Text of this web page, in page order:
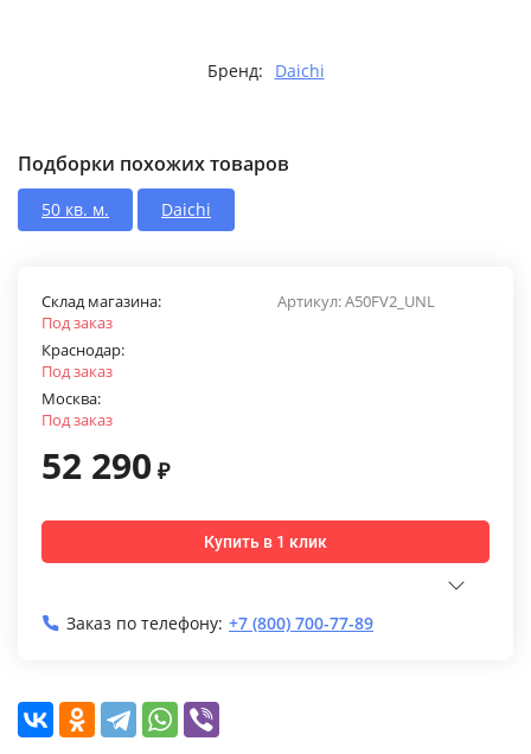
Бренд: Daichi
Подборки похожих товаров
50 кв. м. Daichi
Артикул:A50FV2_UNL
Склад магазина:
Под заказ
Краснодар:
Под заказ
Москва:
Под заказ
52 290 ₽
Купить в 1 клик
Заказ по телефону: +7 (800) 700-77-89